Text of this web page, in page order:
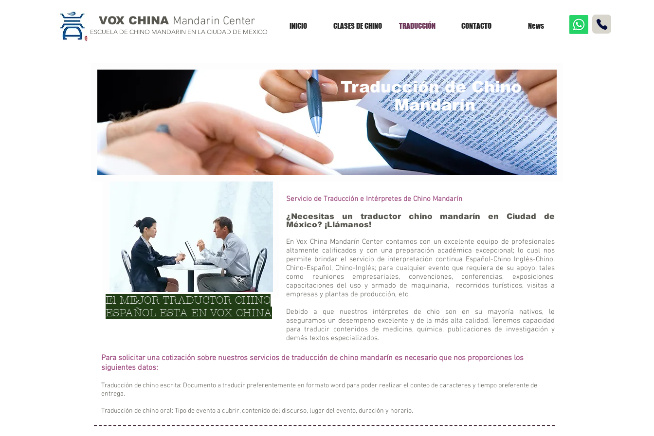
INICIO CLASES DE CHINO TRADUCCIÓN CONTACTO News
VOX CHINA Mandarin Center
ESCUELA DE CHINO MANDARIN EN LA CIUDAD DE MEXICO
Servicio de Traducción e Intérpretes de Chino Mandarín
¿Necesitas un traductor chino mandarín en Ciudad de
México? ¡Llámanos!
En Vox China Mandarín Center contamos con un excelente equipo de profesionales
altamente calificados y con una preparación académica excepcional; lo cual nos
permite brindar el servicio de interpretación continua Español-Chino Inglés-Chino.
Chino-Español, Chino-Inglés; para cualquier evento que requiera de su apoyo; tales
como reuniones empresariales, convenciones, conferencias, exposiciones,
capacitaciones del uso y armado de maquinaria, recorridos turísticos, visitas a
empresas y plantas de producción, etc.
Debido a que nuestros intérpretes de chio son en su mayoría nativos, le
aseguramos un desempeño excelente y de la más alta calidad. Tenemos capacidad
para traducir contenidos de medicina, química, publicaciones de investigación y
demás textos especializados.
Traducción de Chino
Mandarín
Para solicitar una cotización sobre nuestros servicios de traducción de chino mandarín es necesario que nos proporciones los
siguientes datos:
Traducción de chino escrita: Documento a traducir preferentemente en formato word para poder realizar el conteo de caracteres y tiempo preferente de
entrega.
Traducción de chino oral: Tipo de evento a cubrir, contenido del discurso, lugar del evento, duración y horario.
El MEJOR TRADUCTOR CHINO
ESPAÑOL ESTA EN VOX CHINA